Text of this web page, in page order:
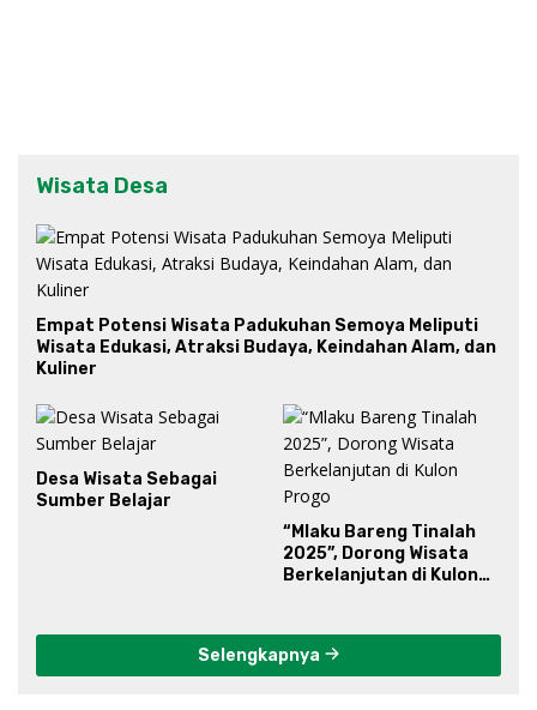
Wisata Desa
Empat Potensi Wisata Padukuhan Semoya Meliputi
Wisata Edukasi, Atraksi Budaya, Keindahan Alam, dan
Kuliner
Desa Wisata Sebagai
Sumber Belajar
“Mlaku Bareng Tinalah
2025”, Dorong Wisata
Berkelanjutan di Kulon
Selengkapnya